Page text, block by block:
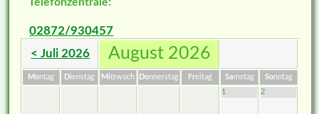
02872/930457
< Juli 2026 August 2026
Montag Dienstag Mittwoch Donnerstag Freitag Samstag Sonntag
1
2